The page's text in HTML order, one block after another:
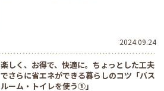
2024.09.24
楽しく、お得で、快適に。ちょっとした工夫
でさらに省エネができる暮らしのコツ「バス
ルーム・トイレを使う①」